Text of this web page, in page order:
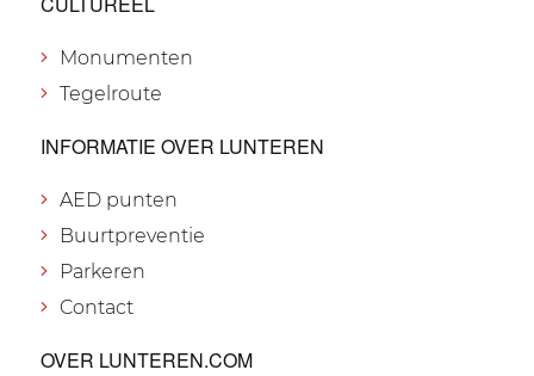
Monumenten
Tegelroute
INFORMATIE OVER LUNTEREN
AED punten
Buurtpreventie
Parkeren
Contact
OVER LUNTEREN.COM